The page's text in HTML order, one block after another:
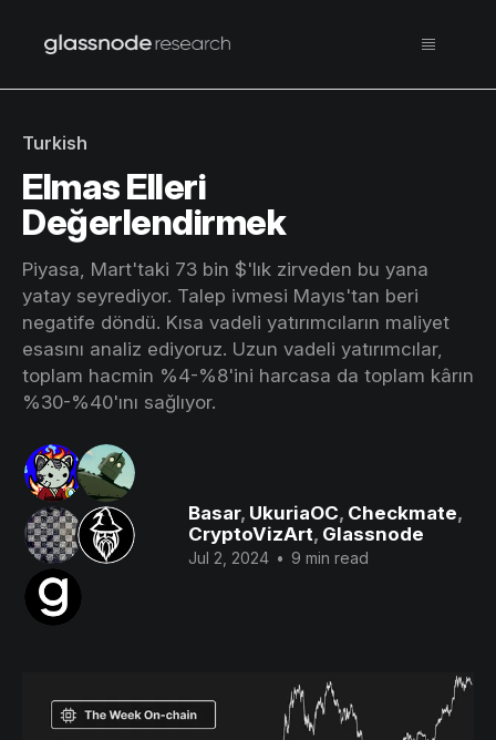
Turkish
Elmas Elleri
Değerlendirmek
Piyasa, Mart'taki 73 bin $'lık zirveden bu yana
yatay seyrediyor. Talep ivmesi Mayıs'tan beri
negatife döndü. Kısa vadeli yatırımcıların maliyet
esasını analiz ediyoruz. Uzun vadeli yatırımcılar,
toplam hacmin %4-%8'ini harcasa da toplam kârın
%30-%40'ını sağlıyor.
Basar, UkuriaOC, Checkmate,
CryptoVizArt, Glassnode
Jul 2, 2024 • 9 min read